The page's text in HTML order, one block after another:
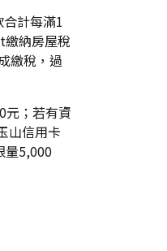
計每滿1
繳納房屋稅
繳稅，過
元；若有資
山信用卡
量5,000